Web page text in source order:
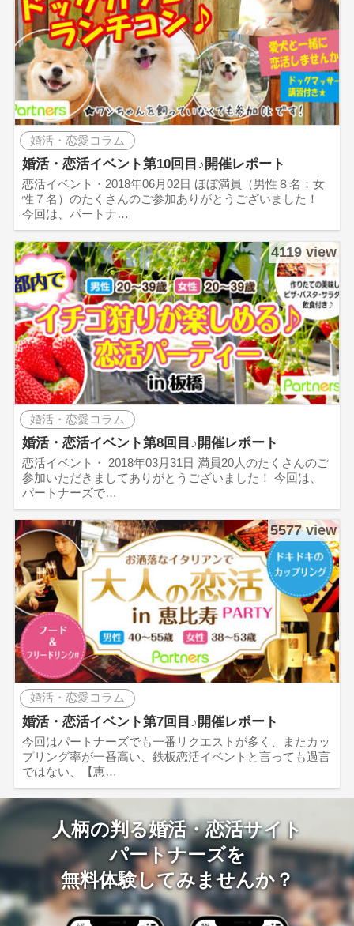
婚活・恋愛コラム
婚活・恋活イベント第10回目♪開催レポート
恋活イベント・2018年06月02日 ほぼ満員（男性８名：女
性７名）のたくさんのご参加ありがとうございました！
今回は、パートナ…
4119 view
婚活・恋愛コラム
婚活・恋活イベント第8回目♪開催レポート
恋活イベント・ 2018年03月31日 満員20人のたくさんのご
参加いただきましてありがとうございました！ 今回は、
パートナーズで…
5577 view
婚活・恋愛コラム
婚活・恋活イベント第7回目♪開催レポート
今回はパートナーズでも一番リクエストが多く、またカッ
プリング率が一番高い、鉄板恋活イベントと言っても過言
ではない、【恵…
人柄の判る婚活・恋活サイト
パートナーズを
無料体験してみませんか？